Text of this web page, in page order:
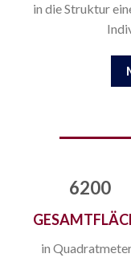
in die Struktur
6200
in